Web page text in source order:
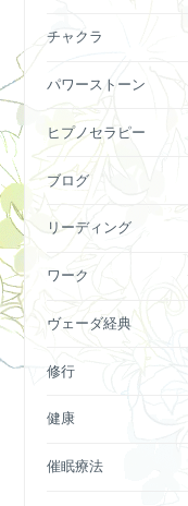
チャクラ
パワーストーン
ヒプノセラピー
ブログ
リーディング
ワーク
ヴェーダ経典
修行
健康
催眠療法